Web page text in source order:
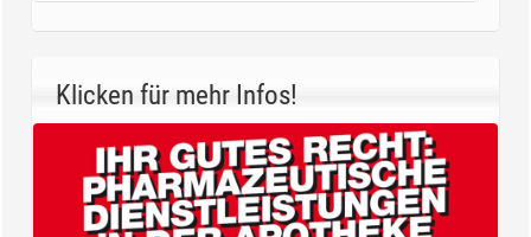
Klicken für mehr Infos!